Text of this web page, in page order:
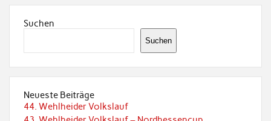
Suchen
Suchen
Neueste Beiträge
44. Wehlheider Volkslauf